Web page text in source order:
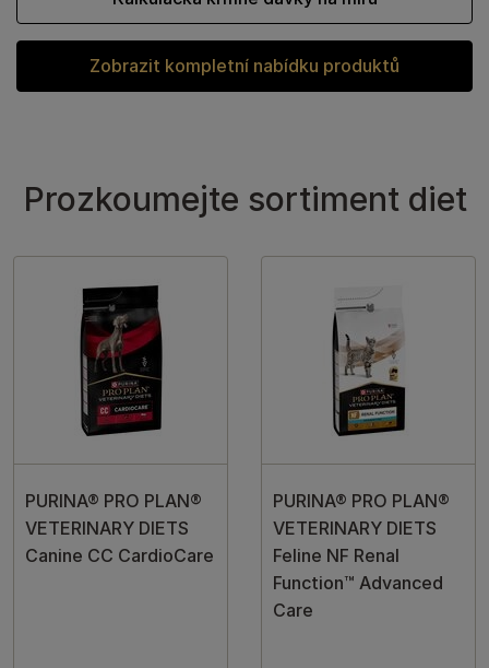
Zobrazit kompletní nabídku produktů
Prozkoumejte sortiment diet
PURINA® PRO PLAN®
VETERINARY DIETS
Canine CC CardioCare
PURINA® PRO PLAN®
VETERINARY DIETS
Feline NF Renal
Function™ Advanced
Care